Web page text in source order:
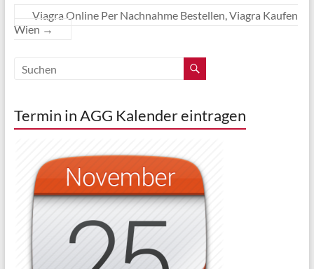
Viagra Online Per Nachnahme Bestellen, Viagra Kaufen
Wien →
Termin in AGG Kalender eintragen